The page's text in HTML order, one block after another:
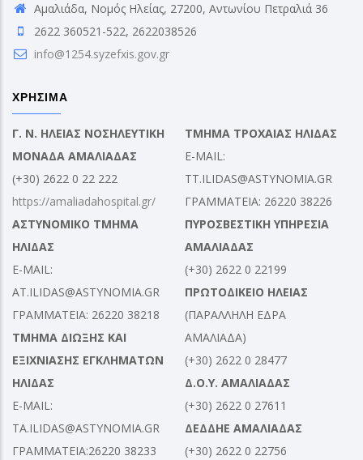
Αμαλιάδα, Νομός Ηλείας, 27200, Αντωνίου Πετραλιά 36
2622 360521-522, 2622038526
info@1254.syzefxis.gov.gr
ΧΡΗΣΙΜΑ
Γ. Ν. ΗΛΕΙΑΣ ΝΟΣΗΛΕΥΤΙΚΗ
ΜΟΝΑΔΑ ΑΜΑΛΙΑΔΑΣ
(+30) 2622 0 22 222
https://amaliadahospital.gr/
ΑΣΤΥΝΟΜΙΚΟ ΤΜΗΜΑ
ΗΛΙΔΑΣ
E-MAIL:
AT.ILIDAS@ASTYNOMIA.GR
ΓΡΑΜΜΑΤΕΙΑ: 26220 38218
ΤΜΗΜΑ ΔΙΩΞΗΣ ΚΑΙ
ΕΞΙΧΝΙΑΣΗΣ ΕΓΚΛΗΜΑΤΩΝ
ΗΛΙΔΑΣ
E-MAIL:
TA.ILIDAS@ASTYNOMIA.GR
ΓΡΑΜΜΑΤΕΙΑ:26220 38233
ΤΜΗΜΑ ΤΡΟΧΑΙΑΣ ΗΛΙΔΑΣ
E-MAIL:
TT.ILIDAS@ASTYNOMIA.GR
ΓΡΑΜΜΑΤΕΙΑ: 26220 38226
ΠΥΡΟΣΒΕΣΤΙΚΗ ΥΠΗΡΕΣΙΑ
ΑΜΑΛΙΑΔΑΣ
(+30) 2622 0 22199
ΠΡΩΤΟΔΙΚΕΙΟ ΗΛΕΙΑΣ
(ΠΑΡΑΛΛΗΛΗ ΕΔΡΑ
ΑΜΑΛΙΑΔΑ)
(+30) 2622 0 28477
Δ.Ο.Υ. ΑΜΑΛΙΑΔΑΣ
(+30) 2622 0 27611
ΔΕΔΔΗΕ ΑΜΑΛΙΑΔΑΣ
(+30) 2622 0 22756